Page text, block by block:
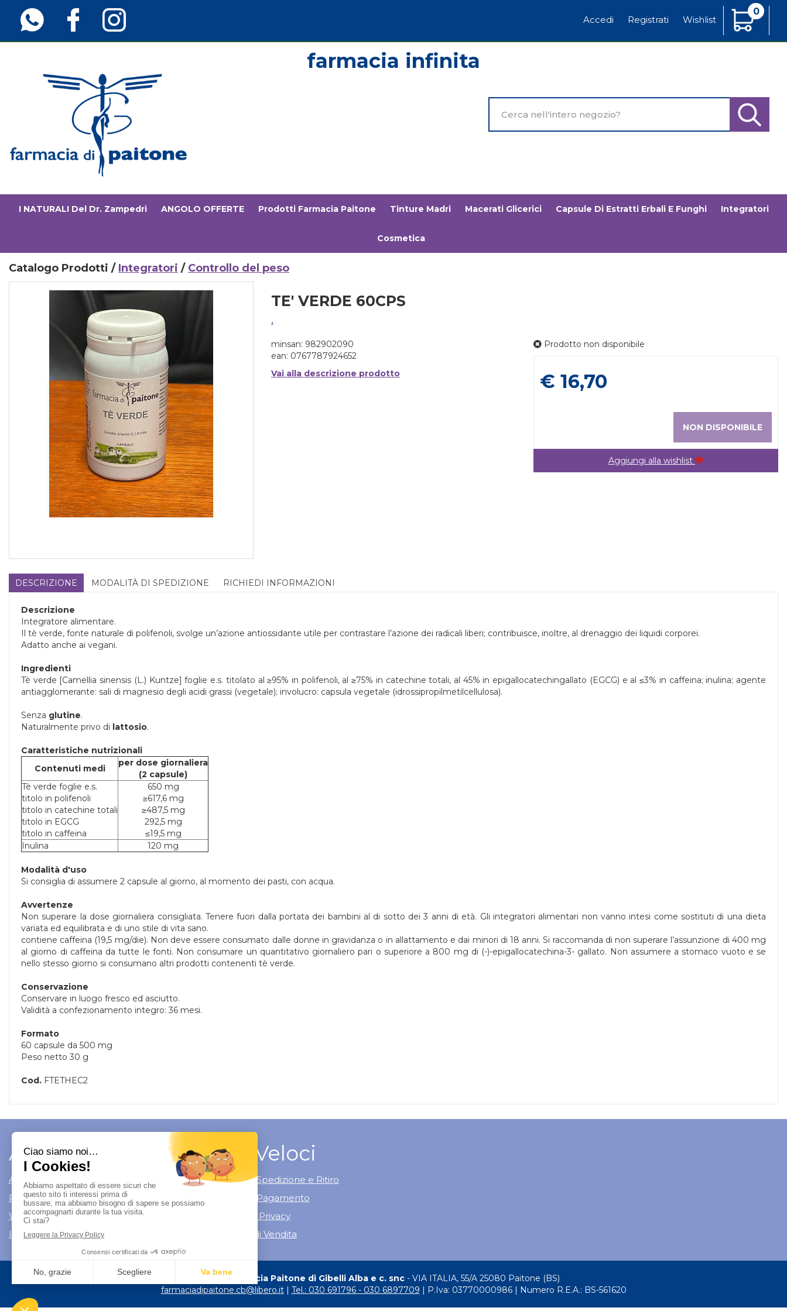
contenuto
principale
Accedi Registrati Wishlist
0
Articoli
Inseriti
Farmaciainfinita.it
Prodotto
Cerca
I NATURALI Del Dr. Zampedri ANGOLO OFFERTE Prodotti Farmacia Paitone Tinture Madri Macerati Glicerici Capsule Di Estratti Erbali E Funghi Integratori
Cosmetica
Catalogo Prodotti / Integratori / Controllo del peso
TE' VERDE 60CPS
.
minsan: 982902090
ean: 0767787924652
Vai alla descrizione prodotto
Prodotto non disponibile
Prezzo
€ 16,70
NON DISPONIBILE
Aggiungi alla wishlist
DESCRIZIONE MODALITÀ DI SPEDIZIONE RICHIEDI INFORMAZIONI
Descrizione
Integratore alimentare.
Il tè verde, fonte naturale di polifenoli, svolge un’azione antiossidante utile per contrastare l’azione dei radicali liberi; contribuisce, inoltre, al drenaggio dei liquidi corporei.
Adatto anche ai vegani.
Ingredienti
Tè verde [Camellia sinensis (L.) Kuntze] foglie e.s. titolato al ≥95% in polifenoli, al ≥75% in catechine totali, al 45% in epigallocatechingallato (EGCG) e al ≤3% in caffeina; inulina; agente
antiagglomerante: sali di magnesio degli acidi grassi (vegetale); involucro: capsula vegetale (idrossipropilmetilcellulosa).
Senza glutine.
Naturalmente privo di lattosio.
Caratteristiche nutrizionali
Contenuti medi
per dose giornaliera
(2 capsule)
Tè verde foglie e.s.
titolo in polifenoli
titolo in catechine totali
titolo in EGCG
titolo in caffeina
650 mg
≥617,6 mg
≥487,5 mg
292,5 mg
≤19,5 mg
Inulina
120 mg
Modalità d'uso
Si consiglia di assumere 2 capsule al giorno, al momento dei pasti, con acqua.
Avvertenze
Non superare la dose giornaliera consigliata. Tenere fuori dalla portata dei bambini al di sotto dei 3 anni di età. Gli integratori alimentari non vanno intesi come sostituti di una dieta
variata ed equilibrata e di uno stile di vita sano.
contiene caffeina (19,5 mg/die). Non deve essere consumato dalle donne in gravidanza o in allattamento e dai minori di 18 anni. Si raccomanda di non superare l’assunzione di 400 mg
al giorno di caffeina da tutte le fonti. Non consumare un quantitativo giornaliero pari o superiore a 800 mg di (-)-epigallocatechina-3- gallato. Non assumere a stomaco vuoto e se
nello stesso giorno si consumano altri prodotti contenenti tè verde.
Conservazione
Conservare in luogo fresco ed asciutto.
Validità a confezionamento integro: 36 mesi.
Formato
60 capsule da 500 mg
Peso netto 30 g
Cod. FTETHEC2
Area Utente
Area utente
Registrati
Wishlist
Iscrizione alla Newsletter
Link Veloci
Modalità di Spedizione e Ritiro
Modalità di Pagamento
Informativa Privacy
Condizioni di Vendita
Farmacia Paitone di Gibelli Alba e c. snc- VIA ITALIA, 55/A 25080 Paitone (BS)
farmaciadipaitone.cb@libero.it| Tel.: 030 691796 - 030 6897709 | P.Iva: 03770000986 | Numero R.E.A.: BS-561620